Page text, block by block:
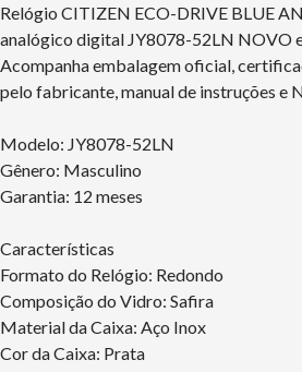
Relógio CITIZEN ECO-DRIVE BLUE
analógico digital JY8078-52LN NOVO
Acompanha embalagem oficial,
pelo fabricante, manual de instruções e
Modelo: JY8078-52LN
Gênero: Masculino
Garantia: 12 meses
Características
Formato do Relógio: Redondo
Composição do Vidro: Safira
Material da Caixa: Aço Inox
Cor da Caixa: Prata